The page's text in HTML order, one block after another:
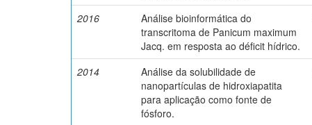
2016
Análise bioinformática do
transcritoma de Panicum maximum
Jacq. em resposta ao déficit hídrico.
2014
Análise da solubilidade de
nanopartículas de hidroxiapatita
para aplicação como fonte de
fósforo.